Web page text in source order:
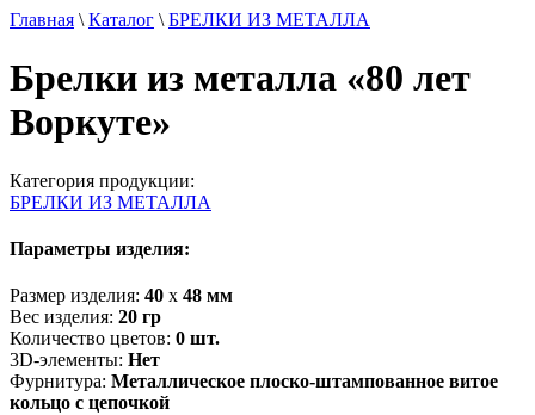
Главная \ Каталог \ БРЕЛКИ ИЗ МЕТАЛЛА
Брелки из металла «80 лет
Воркуте»
Категория продукции:
БРЕЛКИ ИЗ МЕТАЛЛА
Параметры изделия:
Размер изделия: 40 х 48 мм
Вес изделия: 20 гр
Количество цветов: 0 шт.
3D-элементы: Нет
Фурнитура: Металлическое плоско-штампованное витое
кольцо с цепочкой